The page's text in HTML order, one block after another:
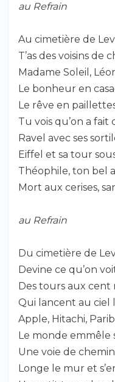
au Refrain
Au cimetière de
T’as des voisins de
Madame Soleil,
Le bonheur en
Le rêve en
Tu vois qu’on a fait
Ravel avec ses
Eiffel et sa tour
Théophile, ton bel
Mort aux cerises,
au Refrain
Du cimetière de
Devine ce qu’on
Des tours aux cent
Qui lancent au ciel
Apple, Hitachi,
Le monde emmêle
Une voie de
Longe le mur et